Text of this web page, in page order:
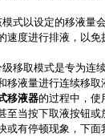
以设定的移液量
速度进行排液，以免
取模式是专为连
液量进行连续移取
移液器的过程中，使
至当按下取液按钮或
或有停顿现象，下面